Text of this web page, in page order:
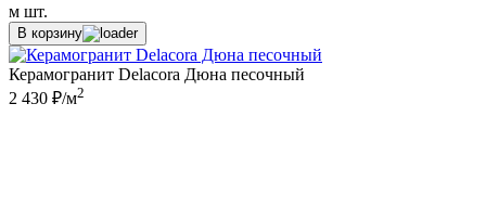
м шт.
В корзину
Керамогранит Delacora Дюна песочный
2 430 ₽/м2